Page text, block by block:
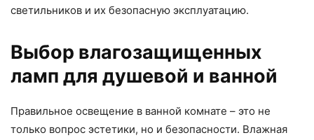
светильников и их безопасную эксплуатацию.
Выбор влагозащищенных
ламп для душевой и ванной
Правильное освещение в ванной комнате – это не
только вопрос эстетики, но и безопасности. Влажная